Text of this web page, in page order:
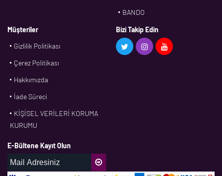
BANDO
BMS
CDF
Müşteriler
Gizlilik Politikası
Çerez Politikası
Hakkımızda
İade Süreci
KİŞİSEL VERİLERİ KORUMA
KURUMU
Bizi Takip Edin
E-Bültene Kayıt Olun